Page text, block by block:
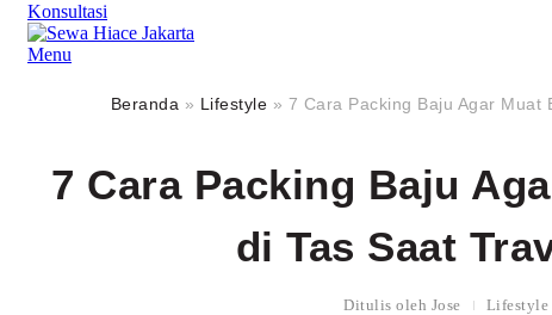
Konsultasi
Menu
Beranda » Lifestyle » 7 Cara Packing Baju Agar Muat
7 Cara Packing Baju
di Tas Saat
Ditulis oleh Jose Lifestyle